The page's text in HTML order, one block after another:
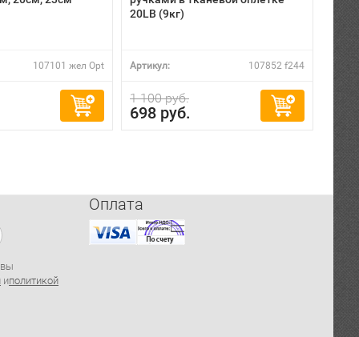
107101 жел Opt
20LB (9кг)
Артикул: 107852 f244
1 100 руб.
698 руб.
иполитикой
Оплата